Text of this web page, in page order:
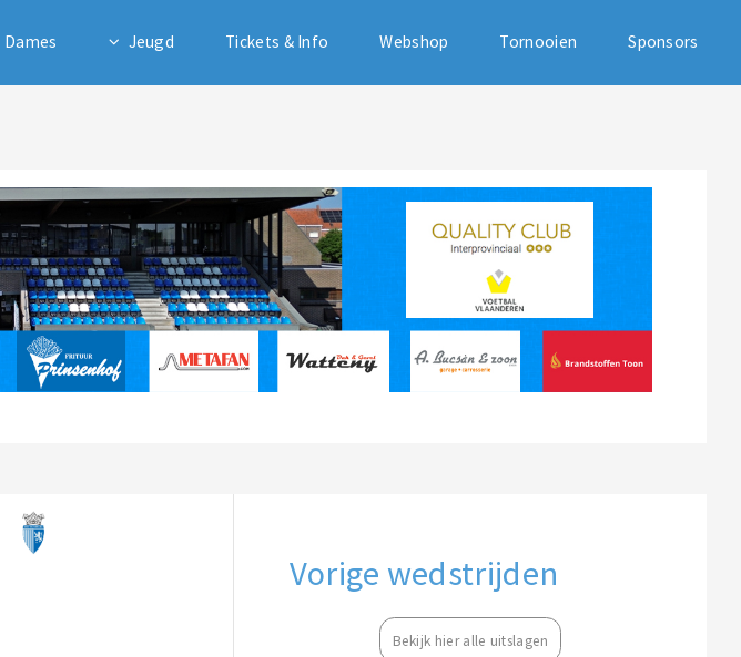
Dames Jeugd Tickets & Info Webshop Tornooien Sponsors
Vorige wedstrijden
Bekijk hier alle uitslagen